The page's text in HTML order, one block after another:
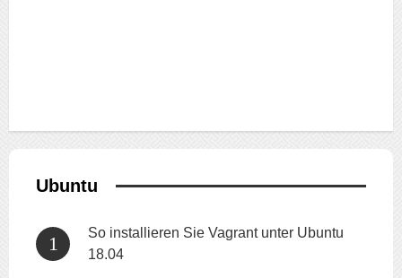
Ubuntu
So installieren Sie Vagrant unter Ubuntu
18.04